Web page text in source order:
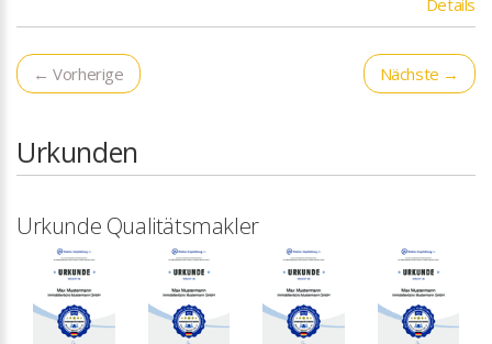
Details
← Vorherige Nächste →
Urkunden
Urkunde Qualitätsmakler